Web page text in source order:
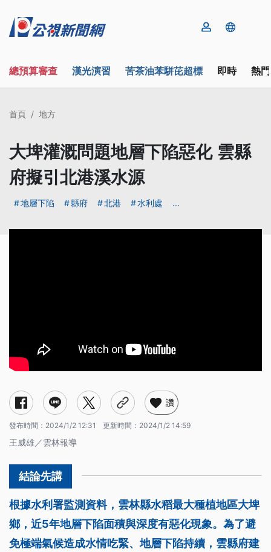
總預算審查 漢光演習 苦茶油苯駢芘超標 即時 熱
首頁 地方
大埤灌溉問題地層下陷惡化 雲縣
府擬引北港溪水源
地層下陷 縣府 北港 水利處 ...
讚
發布時間： 2024/1/2 12:31 更新時間： 2024/1/2 14:59
王威雄／雲林報導
根據水利署監測資料，雲林縣水稻最大種植地區大埤
鄉，近5年地層下陷面積與深度有惡化現象。為了避
免極端氣候造成水情吃緊、地層下陷持續，雲縣府建